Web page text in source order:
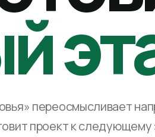
переосмысливает
проект к